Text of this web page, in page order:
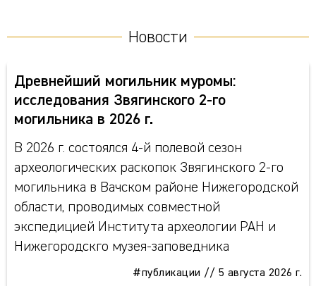
Новости
Древнейший могильник муромы:
исследования Звягинского 2-го
могильника в 2026 г.
В 2026 г. состоялся 4-й полевой сезон
археологических раскопок Звягинского 2-го
могильника в Вачском районе Нижегородской
области, проводимых совместной
экспедицией Института археологии РАН и
Нижегородскго музея-заповедника
#публикации // 5 августа 2026 г.